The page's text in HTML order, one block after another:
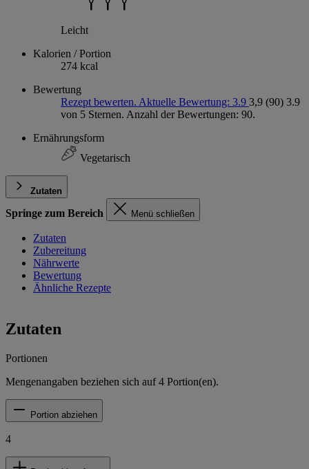
Leicht
Kalorien / Portion
274 kcal
Bewertung
Rezept bewerten. Aktuelle Bewertung: 3.9 3,9 (90) 3.9
von 5 Sternen. Anzahl der Bewertungen: 90.
Ernährungsform
Vegetarisch
Zutaten
Springe zum Bereich Menü schließen
Zutaten
Zubereitung
Nährwerte
Bewertung
Ähnliche Rezepte
Zutaten
Portionen
Mengenangaben beziehen sich auf4 Portion(en).
Portion abziehen
4